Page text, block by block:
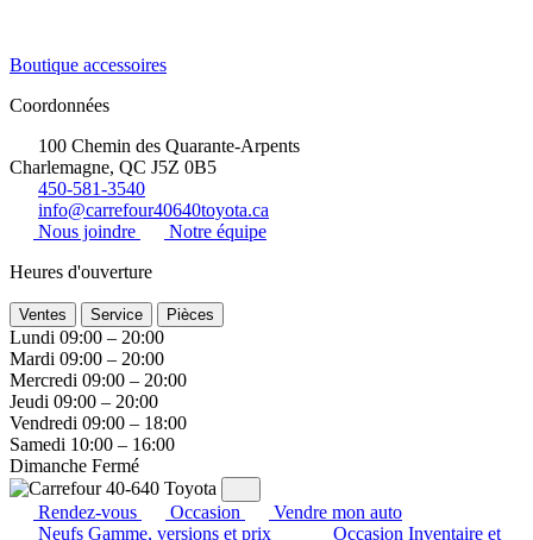
Boutique accessoires
Coordonnées
100 Chemin des Quarante-Arpents
Charlemagne, QC J5Z 0B5
450-581-3540
info@carrefour40640toyota.ca
Nous joindre
Notre équipe
Heures d'ouverture
Ventes Service Pièces
Lundi 09:00 – 20:00
Mardi 09:00 – 20:00
Mercredi 09:00 – 20:00
Jeudi 09:00 – 20:00
Vendredi 09:00 – 18:00
Samedi 10:00 – 16:00
Dimanche Fermé
Rendez-vous Occasion
Vendre mon auto
Neufs Gamme, versions et prix Occasion Inventaire et